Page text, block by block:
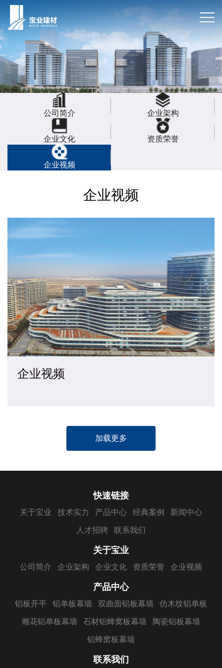
公司简介 企业架构
企业文化 资质荣誉
企业视频
企业视频
企业视频
加载更多
快速链接
关于宝业 技术实力 产品中心 经典案例 新闻中心
人才招聘 联系我们
关于宝业
公司简介 企业架构 企业文化 资质荣誉 企业视频
产品中心
铝板开平 铝单板幕墙 双曲面铝板幕墙 仿木纹铝单板
雕花铝单板幕墙 石材铝蜂窝板幕墙 陶瓷铝板幕墙
铝蜂窝板幕墙
联系我们